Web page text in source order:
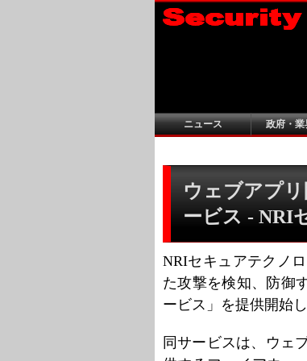
ニュース 政府・業
ウェブアプ
ービス - NRI
NRIセキュアテクノ
た攻撃を検知、防御
ービス」を提供開始し
同サービスは、ウェ